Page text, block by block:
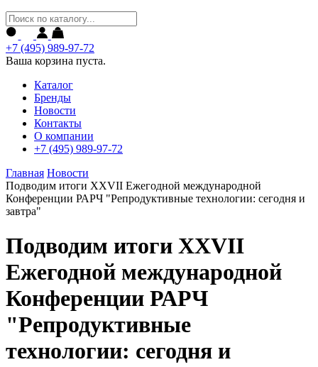
+7 (495) 989-97-72
Ваша корзина пуста.
Каталог
Бренды
Новости
Контакты
О компании
+7 (495) 989-97-72
Главная Новости
Подводим итоги XXVII Ежегодной международной
Конференции РАРЧ "Репродуктивные технологии: сегодня и
завтра"
Подводим итоги XXVII
Ежегодной международной
Конференции РАРЧ
"Репродуктивные
технологии: сегодня и